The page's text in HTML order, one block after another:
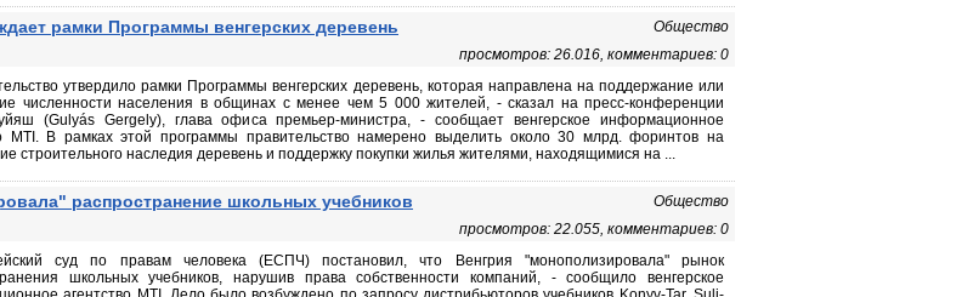
рамки Программы венгерских деревень
Общество
просмотров: 26.016, комментариев: 0
утвердило рамки Программы венгерских деревень, которая направлена на поддержание или
численности населения в общинах с менее чем 5 000 жителей, - сказал на пресс-конференции
(Gulyás Gergely), глава офиса премьер-министра, - сообщает венгерское информационное
MTI. В рамках этой программы правительство намерено выделить около 30 млрд. форинтов на
строительного наследия деревень и поддержку покупки жилья жителями, находящимися на ...
распространение школьных учебников
Общество
просмотров: 22.055, комментариев: 0
суд по правам человека (ЕСПЧ) постановил, что Венгрия "монополизировала" рынок
школьных учебников, нарушив права собственности компаний, - сообщило венгерское